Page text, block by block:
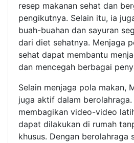
resep makanan sehat dan
pengikutnya. Selain itu, ia
buah-buahan dan sayuran
dari diet sehatnya. Menjaga
sehat dapat membantu
dan mencegah berbagai
Selain menjaga pola makan,
juga aktif dalam berolahraga.
membagikan video-video
dapat dilakukan di rumah
khusus. Dengan berolahraga